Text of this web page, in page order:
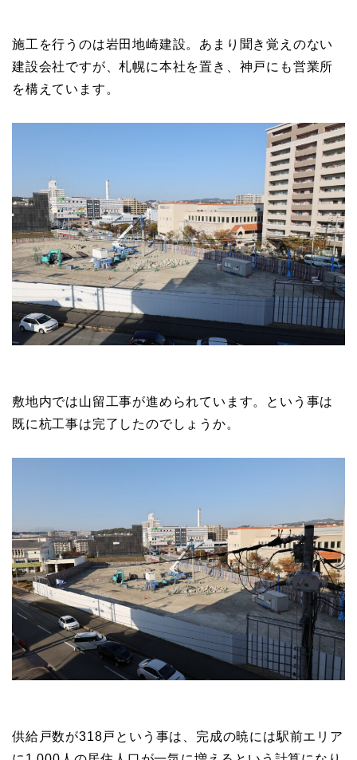
施工を行うのは岩田地崎建設。あまり聞き覚えのない
建設会社ですが、札幌に本社を置き、神戸にも営業所
を構えています。
敷地内では山留工事が進められています。という事は
既に杭工事は完了したのでしょうか。
供給戸数が318戸という事は、完成の暁には駅前エリア